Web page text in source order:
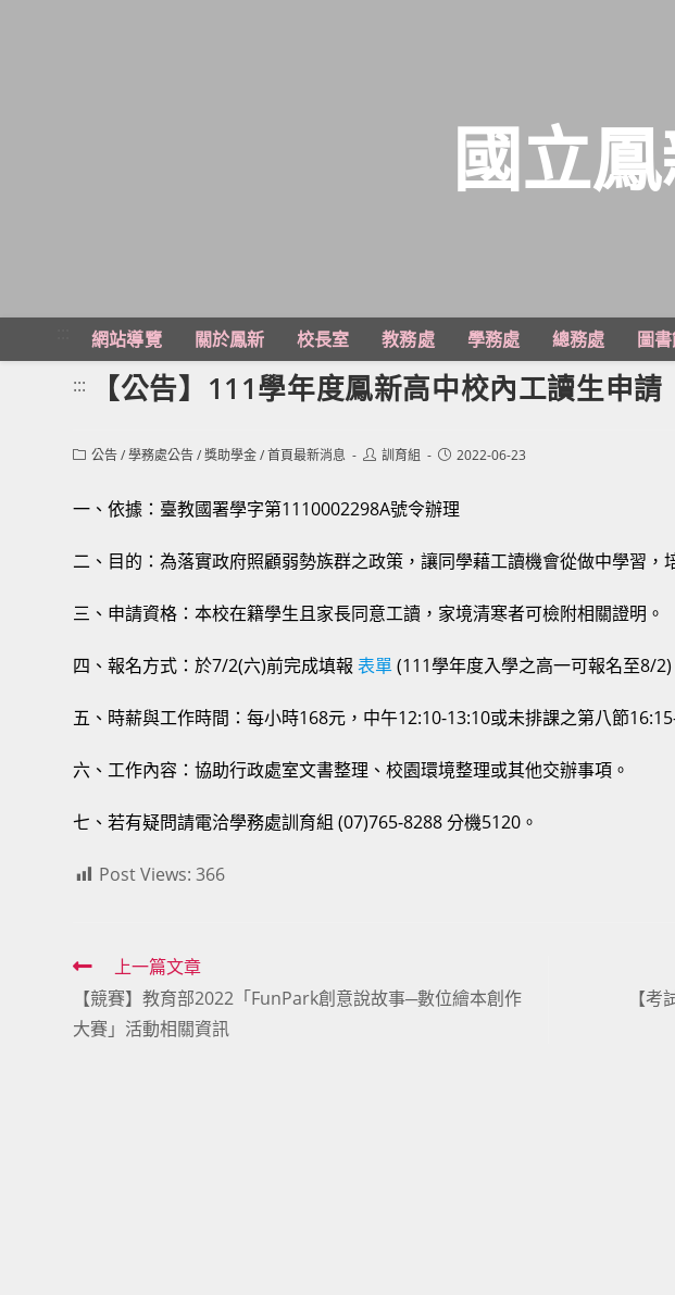
主
國立
網站導覽 關於鳳新 校長室 教務處 學務處 總務處 圖
::: 【公告】111學年度鳳新高中校內工讀生申請
Post公告/學務處公告/獎助學金/首頁最新消息
Post訓育組
Post2022-06-23
一、依據：臺教國署學字第1110002298A號令辦理
二、目的：為落實政府照顧弱勢族群之政策，讓同學藉工讀機會從做中學習，
三、申請資格：本校在籍學生且家長同意工讀，家境清寒者可檢附相關證明。
四、報名方式：於7/2(六)前完成填報 表單(111學年度入學之高一可報名至8/2)
五、時薪與工作時間：每小時168元，中午12:10-13:10或未排課之第八節
六、工作內容：協助行政處室文書整理、校園環境整理或其他交辦事項。
七、若有疑問請電洽學務處訓育組 (07)765-8288 分機5120。
Post Views: 366
Read
more
articles
上一篇文章
【競賽】教育部2022「FunPark創意說故事─數位繪本創作
大賽」活動相關資訊
【